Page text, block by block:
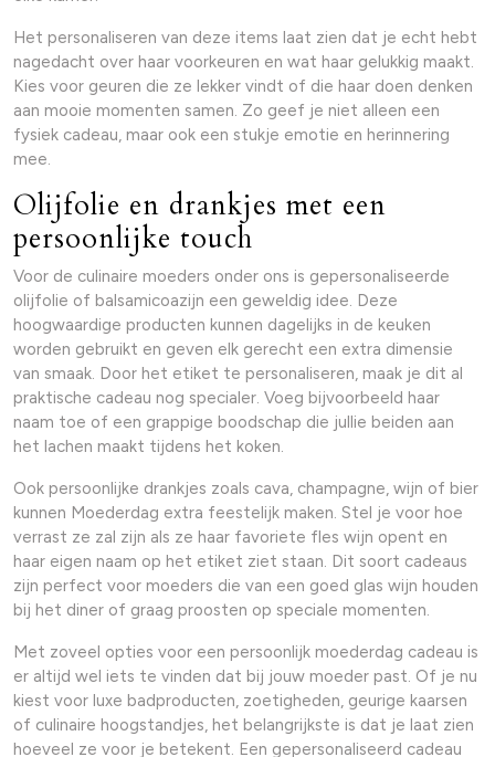
Het personaliseren van deze items laat zien dat je echt hebt
nagedacht over haar voorkeuren en wat haar gelukkig maakt.
Kies voor geuren die ze lekker vindt of die haar doen denken
aan mooie momenten samen. Zo geef je niet alleen een
fysiek cadeau, maar ook een stukje emotie en herinnering
mee.
Olijfolie en drankjes met een
persoonlijke touch
Voor de culinaire moeders onder ons is gepersonaliseerde
olijfolie of balsamicoazijn een geweldig idee. Deze
hoogwaardige producten kunnen dagelijks in de keuken
worden gebruikt en geven elk gerecht een extra dimensie
van smaak. Door het etiket te personaliseren, maak je dit al
praktische cadeau nog specialer. Voeg bijvoorbeeld haar
naam toe of een grappige boodschap die jullie beiden aan
het lachen maakt tijdens het koken.
Ook persoonlijke drankjes zoals cava, champagne, wijn of bier
kunnen Moederdag extra feestelijk maken. Stel je voor hoe
verrast ze zal zijn als ze haar favoriete fles wijn opent en
haar eigen naam op het etiket ziet staan. Dit soort cadeaus
zijn perfect voor moeders die van een goed glas wijn houden
bij het diner of graag proosten op speciale momenten.
Met zoveel opties voor een persoonlijk moederdag cadeau is
er altijd wel iets te vinden dat bij jouw moeder past. Of je nu
kiest voor luxe badproducten, zoetigheden, geurige kaarsen
of culinaire hoogstandjes, het belangrijkste is dat je laat zien
hoeveel ze voor je betekent. Een gepersonaliseerd cadeau